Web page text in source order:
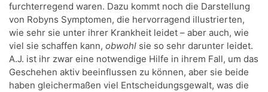
furchterregend waren. Dazu kommt noch die Darstellung
von Robyns Symptomen, die hervorragend illustrierten,
wie sehr sie unter ihrer Krankheit leidet – aber auch, wie
viel sie schaffen kann, obwohl sie so sehr darunter leidet.
A.J. ist ihr zwar eine notwendige Hilfe in ihrem Fall, um das
Geschehen aktiv beeinflussen zu können, aber sie beide
haben gleichermaßen viel Entscheidungsgewalt, was die